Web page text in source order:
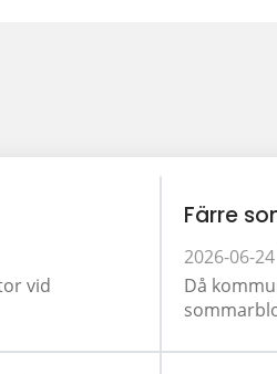
vid
Färre
2026-06-
Då